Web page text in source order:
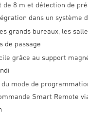
de 8 m et détection de
dans un système
grands bureaux, les
de passage
grâce au support
mode de
Smart Remote